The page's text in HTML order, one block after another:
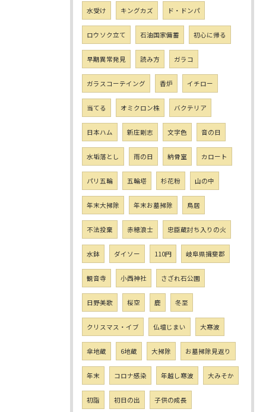
水受け キングカズ ド・ドンパ
ロウソク立て 石油国家備蓄 初心に帰る
早期異常発見 読み方 ガラコ
ガラスコーテイング 香炉 イチロー
当てる オミクロン株 バクテリア
日本ハム 新庄剛志 文字色 音の日
水垢落とし 雨の日 納骨室 カロート
パリ五輪 五輪塔 杉花粉 山の中
年末大掃除 年末お墓掃除 鳥居
不法投棄 赤穂浪士 忠臣蔵討ち入りの火
水鉢 ダイソー 110円 岐阜県揖斐郡
観音寺 小西神社 さざれ石公園
日野美歌 桜空 鹿 冬至
クリスマス・イブ 仏壇じまい 大寒波
傘地蔵 6地蔵 大掃除 お墓掃除見返り
年末 コロナ感染 年越し寒波 大みそか
初詣 初日の出 子供の成長